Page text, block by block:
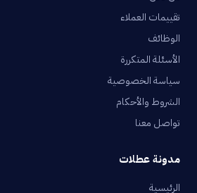
تقييمات العملاء
الوظائف
الأسئلة المتكررة
سياسة الخصوصية
الشروط والأحكام
تواصل معنا
مدونة عطلات
الرئيسية